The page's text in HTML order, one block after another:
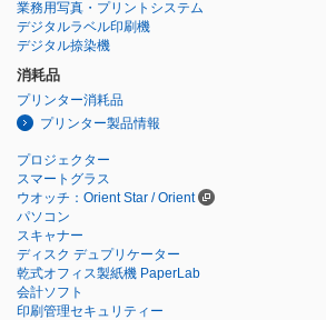
業務用写真・プリントシステム
デジタルラベル印刷機
デジタル捺染機
消耗品
プリンター消耗品
プリンター製品情報
プロジェクター
スマートグラス
ウオッチ：Orient Star / Orient
パソコン
スキャナー
ディスク デュプリケーター
乾式オフィス製紙機 PaperLab
会計ソフト
印刷管理セキュリティー